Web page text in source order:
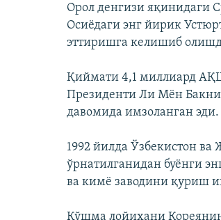
Орол денгизи яқинидаги
Осиёдаги энг йирик
эттиришга келишиб
Қиймати 4,1 миллиард
Президенти Ли Мён
давомида имзоланган эди.
1992 йилда Ўзбекистон ва
ўрнатилганидан буёнги
ва кимё заводини қуриш
Қўшма лойиҳани